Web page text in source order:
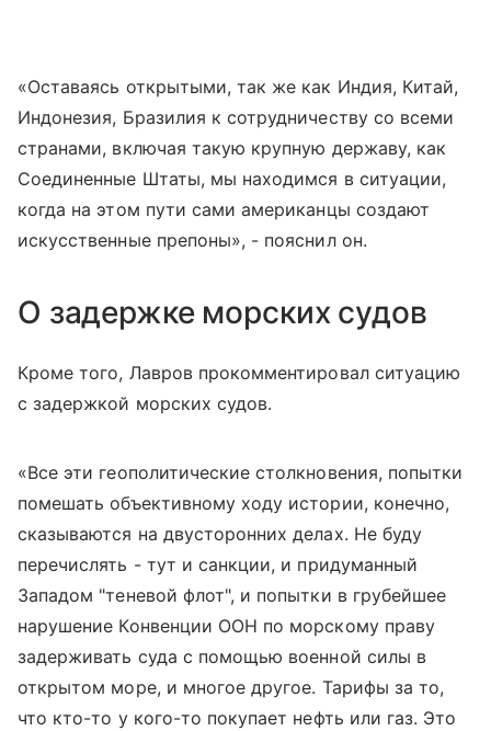
«Оставаясь открытыми, так же как Индия, Китай,
Индонезия, Бразилия к сотрудничеству со всеми
странами, включая такую крупную державу, как
Соединенные Штаты, мы находимся в ситуации,
когда на этом пути сами американцы создают
искусственные препоны», - пояснил он.
О задержке морских судов
Кроме того, Лавров прокомментировал ситуацию
с задержкой морских судов.
«Все эти геополитические столкновения, попытки
помешать объективному ходу истории, конечно,
сказываются на двусторонних делах. Не буду
перечислять - тут и санкции, и придуманный
Западом "теневой флот", и попытки в грубейшее
нарушение Конвенции ООН по морскому праву
задерживать суда с помощью военной силы в
открытом море, и многое другое. Тарифы за то,
что кто-то у кого-то покупает нефть или газ. Это